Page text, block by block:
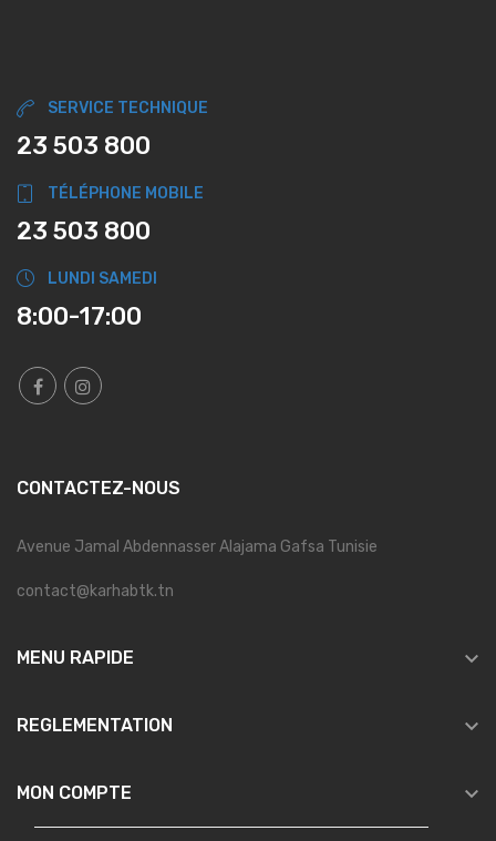
SERVICE TECHNIQUE
23 503 800
TÉLÉPHONE MOBILE
23 503 800
LUNDI SAMEDI
8:00-17:00
CONTACTEZ-NOUS
Avenue Jamal Abdennasser Alajama Gafsa Tunisie
contact@karhabtk.tn
MENU RAPIDE 
REGLEMENTATION 
MON COMPTE 